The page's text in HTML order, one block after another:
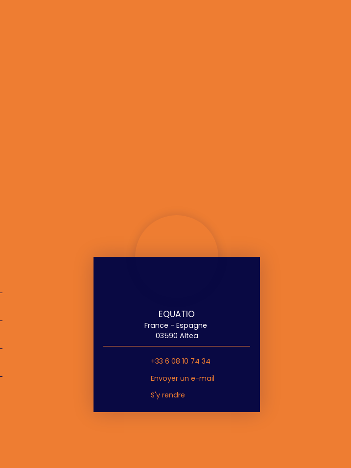
EQUATIO
France - Espagne
03590 Altea
+33 6 08 10 74 34
Envoyer un e-mail
S'y rendre